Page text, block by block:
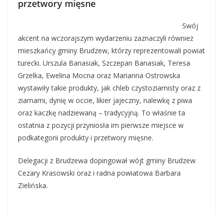
przetwory mięsne
Swój
akcent na wczorajszym wydarzeniu zaznaczyli również
mieszkańcy gminy Brudzew, którzy reprezentowali powiat
turecki. Urszula Banasiak, Szczepan Banasiak, Teresa
Grzelka, Ewelina Mocna oraz Marianna Ostrowska
wystawiły takie produkty, jak chleb czystoziarnisty oraz z
ziarnami, dynię w occie, likier jajeczny, nalewkę z piwa
oraz kaczkę nadziewaną – tradycyjną. To właśnie ta
ostatnia z pozycji przyniosła im pierwsze miejsce w
podkategorii produkty i przetwory mięsne.
Delegacji z Brudzewa dopingował wójt gminy Brudzew
Cezary Krasowski oraz i radna powiatowa Barbara
Zielińska.